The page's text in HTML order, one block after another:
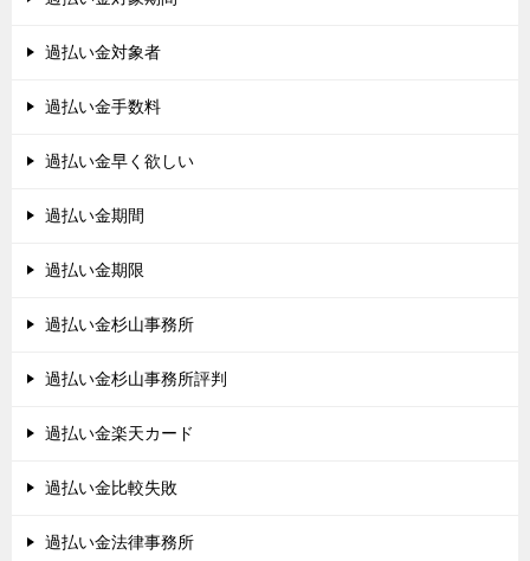
過払い金対象者
過払い金手数料
過払い金早く欲しい
過払い金期間
過払い金期限
過払い金杉山事務所
過払い金杉山事務所評判
過払い金楽天カード
過払い金比較失敗
過払い金法律事務所